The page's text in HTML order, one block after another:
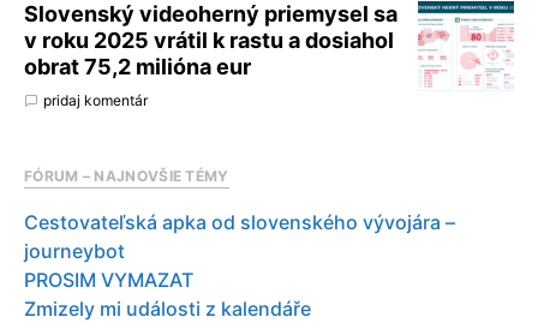
Slovenský videoherný priemysel sa
v roku 2025 vrátil k rastu a dosiahol
obrat 75,2 milióna eur
pridaj komentár
FÓRUM – NAJNOVŠIE TÉMY
Cestovateľská apka od slovenského vývojára –
journeybot
PROSIM VYMAZAT
Zmizely mi události z kalendáře